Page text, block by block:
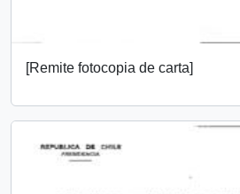
[Remite fotocopia de carta]